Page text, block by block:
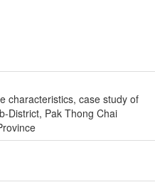
characteristics, case study of
District, Pak Thong Chai